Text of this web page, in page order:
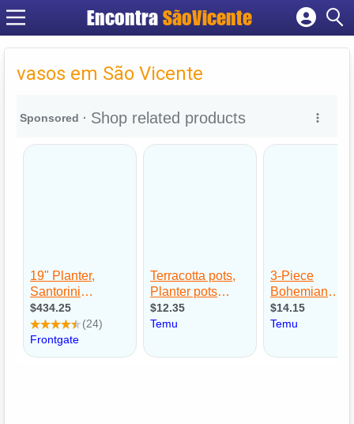
Encontra SãoVicente
Cadastrar empresa
Criar conta
vasos em São Vicente